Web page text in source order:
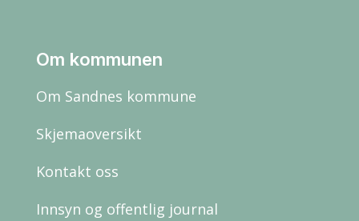
Om kommunen
Om Sandnes kommune
Skjemaoversikt
Kontakt oss
Innsyn og offentlig journal